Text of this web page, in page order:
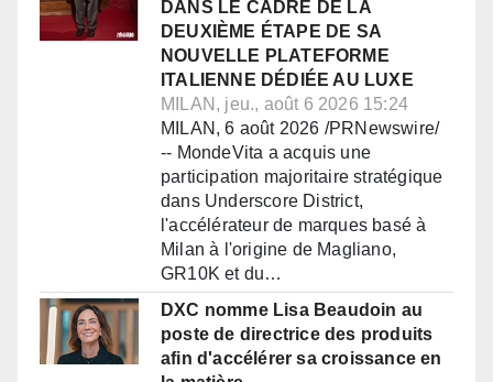
DANS LE CADRE DE LA
DEUXIÈME ÉTAPE DE SA
NOUVELLE PLATEFORME
ITALIENNE DÉDIÉE AU LUXE
MILAN, jeu., août 6 2026 15:24
MILAN, 6 août 2026 /PRNewswire/
-- MondeVita a acquis une
participation majoritaire stratégique
dans Underscore District,
l'accélérateur de marques basé à
Milan à l'origine de Magliano,
GR10K et du…
DXC nomme Lisa Beaudoin au
poste de directrice des produits
afin d'accélérer sa croissance en